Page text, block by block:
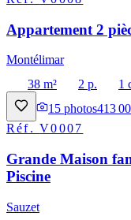
Appartement 2
Montélimar
38 m²
2 p.
1
15 photos413
Réf.V0007
Grande Maison
Piscine
Sauzet